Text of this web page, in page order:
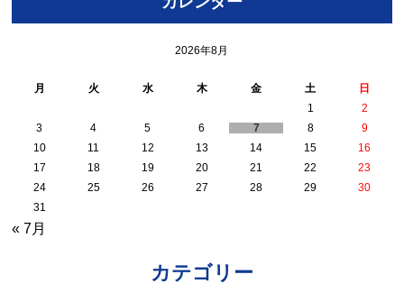
2026年8月
月 火 水 木 金 土
日
1
2
3
4 5 6 7 8
9
10
11 12 13 14 15
16
17
18 19 20 21 22
23
24
25 26 27 28 29
30
31
« 7月
カテゴリー